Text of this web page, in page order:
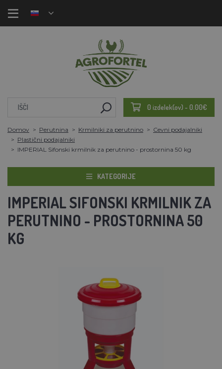
0 izdelek(ov) - 0.00€
Domov Perutnina Krmilniki za perutnino
Cevni podajalniki
Plastični podajalniki
IMPERIAL Sifonski krmilnik za perutnino - prostornina 50 kg
KATEGORIJE
IMPERIAL SIFONSKI KRMILNIK ZA
PERUTNINO - PROSTORNINA 50
KG